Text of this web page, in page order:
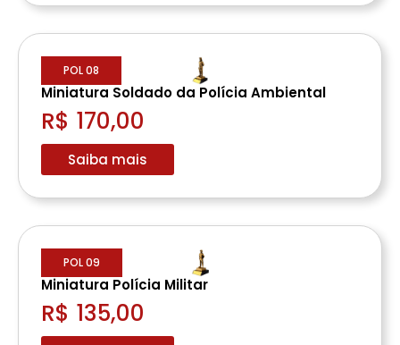
POL 08
Miniatura Soldado da Polícia Ambiental
R$ 170,00
Saiba mais
POL 09
Miniatura Polícia Militar
R$ 135,00